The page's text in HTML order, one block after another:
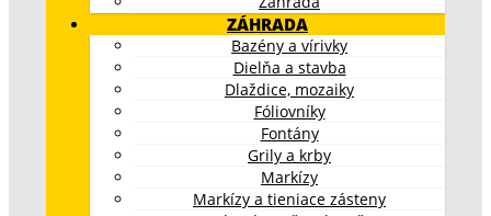
ZÁHRADA
Bazény a vírivky
Dielňa a stavba
Dlaždice, mozaiky
Fóliovníky
Fontány
Grily a krby
Markízy
Markízy a tieniace zásteny